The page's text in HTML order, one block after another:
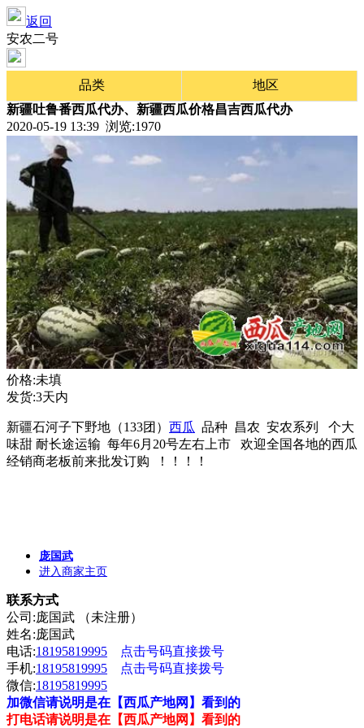
返回
安农二号
品类
地区
新疆吐鲁番西瓜代办、新疆西瓜价格昌吉西瓜代办
2020-05-19 13:39 浏览:1970
价格:未填
发货:3天内
新疆石河子下野地（133团） 西瓜 品种 昌农 安农系列 个大
味甜 耐长途运输 每年6月20号左右上市 欢迎全国各地的西瓜
经销商老板前来批发订购 ！！！！
庞国武
进入商家主页
联系方式
公司:庞国武 （未注册）
姓名:庞国武
电话:18195819995
点击号码直接拨号
手机:18195819995
点击号码直接拨号
微信:18195819995
加微信请说明是在【西瓜产地网】看到的
打电话请说明是在【西瓜产地网】看到的